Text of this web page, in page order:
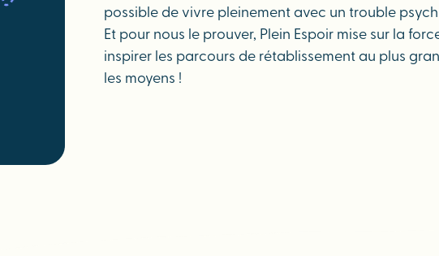
possible de vivre pleinement avec un trouble
Et pour nous le prouver, Plein Espoir mise sur la
inspirer les parcours de rétablissement au plus
les moyens !